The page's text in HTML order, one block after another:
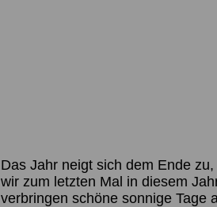
Das Jahr neigt sich dem Ende
wir zum letzten Mal in diesem
verbringen schöne sonnige Tage